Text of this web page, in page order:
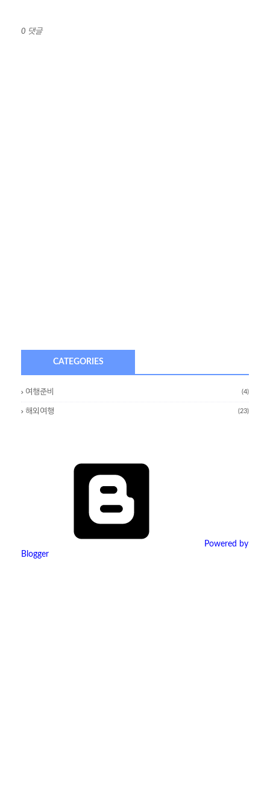
0 댓글
CATEGORIES
여행준비 (4)
해외여행 (23)
Powered by
Blogger